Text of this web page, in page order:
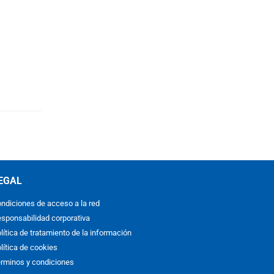
de acceso a la red
corporativa
de tratamiento de la información
de cookies
y condiciones